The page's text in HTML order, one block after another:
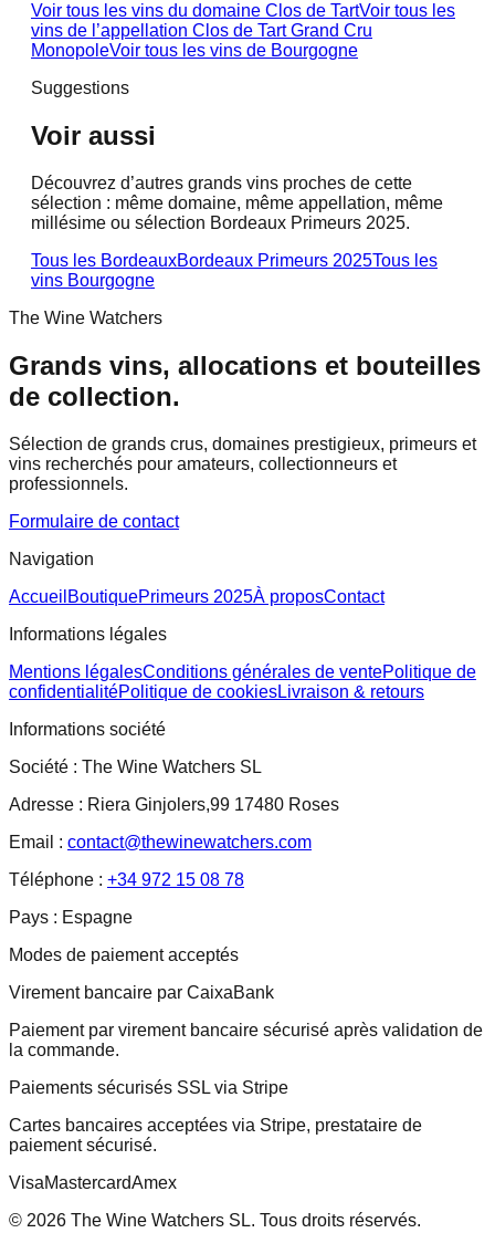
Voir tous les vins du domaine Clos de TartVoir tous les
vins de l’appellation Clos de Tart Grand Cru
MonopoleVoir tous les vins de Bourgogne
Suggestions
Voir aussi
Découvrez d’autres grands vins proches de cette
sélection : même domaine, même appellation, même
millésime ou sélection Bordeaux Primeurs 2025.
Tous les BordeauxBordeaux Primeurs 2025Tous les
vins Bourgogne
The Wine Watchers
Grands vins, allocations et bouteilles
de collection.
Sélection de grands crus, domaines prestigieux, primeurs et
vins recherchés pour amateurs, collectionneurs et
professionnels.
Formulaire de contact
Navigation
Accueil BoutiquePrimeurs 2025À proposContact
Informations légales
Mentions légalesConditions générales de ventePolitique de
confidentialitéPolitique de cookiesLivraison & retours
Informations société
Société : The Wine Watchers SL
Adresse : Riera Ginjolers,99 17480 Roses
Email : contact@thewinewatchers.com
Téléphone : +34 972 15 08 78
Pays : Espagne
Modes de paiement acceptés
Virement bancaire par CaixaBank
Paiement par virement bancaire sécurisé après validation de
la commande.
Paiements sécurisés SSL via Stripe
Cartes bancaires acceptées via Stripe, prestataire de
paiement sécurisé.
VisaMastercardAmex
© 2026 The Wine Watchers SL. Tous droits réservés.